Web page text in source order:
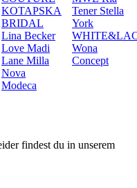
KOTAPSKA
BRIDAL
Lina Becker
Love Madi
Lane Milla
Nova
Modeca
Tener Stella
York
Wona
Concept
findest du in unserem